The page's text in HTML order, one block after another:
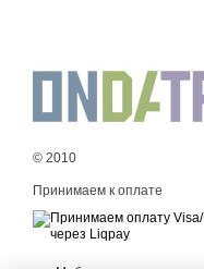
© 2010
Принимаем к оплате